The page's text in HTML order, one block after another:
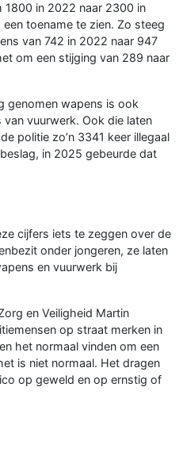
1800 in 2022 naar 2300 in
toename te zien. Zo steeg
van 742 in 2022 naar 947
om een stijging van 289 naar
genomen wapens is ook
vuurwerk. Ook die laten
politie zo’n 3341 keer illegaal
in 2025 gebeurde dat
cijfers iets te zeggen over de
onder jongeren, ze laten
en vuurwerk bij
en Veiligheid Martin
op straat merken in
het normaal vinden om een
is niet normaal. Het dragen
op geweld en op ernstig of